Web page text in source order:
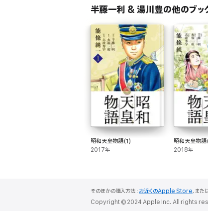
半藤一利 & 湯川豊の他のブッ
昭和天皇物語(1)
2017年
昭和天皇物
2018年
そのほかの購入方法： お近くのApple Store、また
Copyright © 2024 Apple Inc. All rights